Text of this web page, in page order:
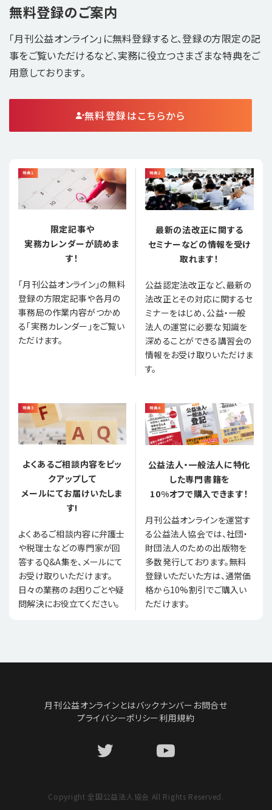
無料登録のご案内
「月刊公益オンライン」に無料登録すると、登録の方限定の記
事をご覧いただけるなど、実務に役立つさまざまな特典をご
用意しております。
無料登録はこちらから
限定記事や
実務カレンダーが読めま
す！
「月刊公益オンライン」の無料
登録の方限定記事や各月の
事務局の作業内容がつかめ
る「実務カレンダー」をご覧い
ただけます。
最新の法改正に関する
セミナーなどの情報を受け
取れます！
公益認定法改正など、最新の
法改正とその対応に関するセ
ミナーをはじめ、公益・一般
法人の運営に必要な知識を
深めることができる講習会の
情報をお受け取りいただけま
す。
よくあるご相談内容をピッ
クアップして
メールにてお届けいたしま
す!
よくあるご相談内容に弁護士
や税理士などの専門家が回
答するQ&A集を、メールにて
お受け取りいただけます。
日々の業務のお困りごとや疑
問解決にお役立てください。
公益法人・一般法人に特化
した専門書籍を
10%オフで購入できます！
月刊公益オンラインを運営す
る公益法人協会では、社団・
財団法人のための出版物を
多数発行しております。無料
登録いただいた方は、通常価
格から10%割引でご購入い
ただけます。
月刊公益オンラインとはバックナンバー お問合せ
プライバシーポリシー利用規約
Copyright 全国公益法人協会 All Rights Reserved.